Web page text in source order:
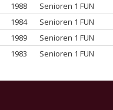
1988
Senioren 1 FUN
1984
Senioren 1 FUN
1989
Senioren 1 FUN
1983 Senioren 1 FUN